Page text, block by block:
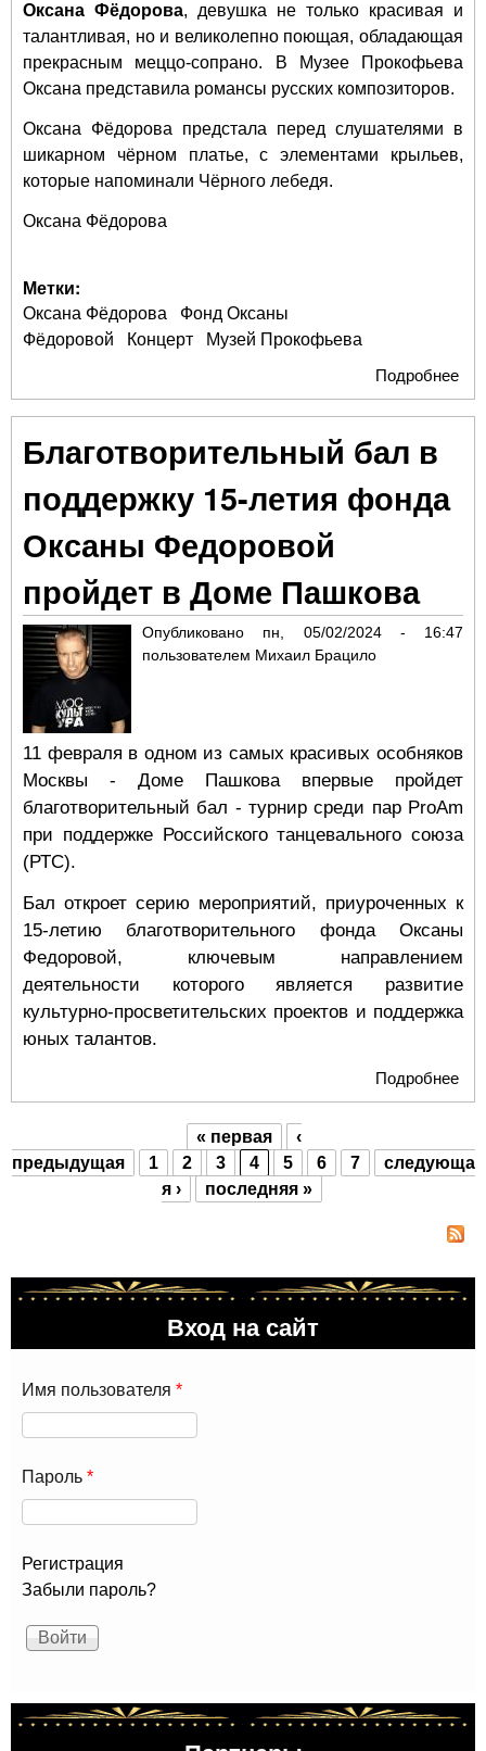
Оксана Фёдорова, девушка не только красивая и
талантливая, но и великолепно поющая, обладающая
прекрасным меццо-сопрано. В Музее Прокофьева
Оксана представила романсы русских композиторов.
Оксана Фёдорова предстала перед слушателями в
шикарном чёрном платье, с элементами крыльев,
которые напоминали Чёрного лебедя.
Оксана Фёдорова
Метки:
Оксана Фёдорова
Фонд Оксаны
Фёдоровой
Концерт
Музей Прокофьева
Подробнее
Благотворительный бал в
поддержку 15-летия фонда
Оксаны Федоровой
пройдет в Доме Пашкова
Опубликовано пн, 05/02/2024 - 16:47
пользователем Михаил Брацило
11 февраля в одном из самых красивых особняков
Москвы - Доме Пашкова впервые пройдет
благотворительный бал - турнир среди пар ProAm
при поддержке Российского танцевального союза
(РТС).
Бал откроет серию мероприятий, приуроченных к
15-летию благотворительного фонда Оксаны
Федоровой, ключевым направлением
деятельности которого является развитие
культурно-просветительских проектов и поддержка
юных талантов.
Подробнее
Страницы
« первая
‹
предыдущая
1 2 3 4 5 6 7
следующа
я ›
последняя »
Вход на сайт
Имя пользователя *
Пароль *
Регистрация
Забыли пароль?